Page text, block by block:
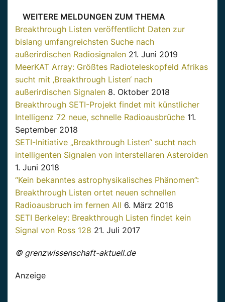
WEITERE MELDUNGEN ZUM THEMA
Breakthrough Listen veröffentlicht Daten zur
bislang umfangreichsten Suche nach
außerirdischen Radiosignalen 21. Juni 2019
MeerKAT Array: Größtes Radioteleskopfeld Afrikas
sucht mit ‚Breakthrough Listen‘ nach
außerirdischen Signalen 8. Oktober 2018
Breakthrough SETI-Projekt findet mit künstlicher
Intelligenz 72 neue, schnelle Radioausbrüche 11.
September 2018
SETI-Initiative „Breakthrough Listen“ sucht nach
intelligenten Signalen von interstellaren Asteroiden
1. Juni 2018
“Kein bekanntes astrophysikalisches Phänomen”:
Breakthrough Listen ortet neuen schnellen
Radioausbruch im fernen All 6. März 2018
SETI Berkeley: Breakthrough Listen findet kein
Signal von Ross 128 21. Juli 2017
© grenzwissenschaft-aktuell.de
Anzeige